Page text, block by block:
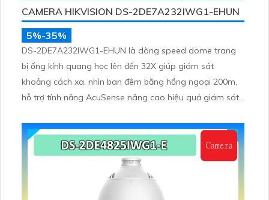
CAMERA HIKVISION DS-2DE7A232IWG1-EHUN
5%-35%
DS-2DE7A232IWG1-EHUN là dòng speed dome trang
bị ống kính quang học lên đến 32X giúp giám sát
khoảng cách xa, nhìn ban đêm bằng hồng ngoại 200m,
hỗ trợ tính năng AcuSense nâng cao hiệu quả giám sát
learning